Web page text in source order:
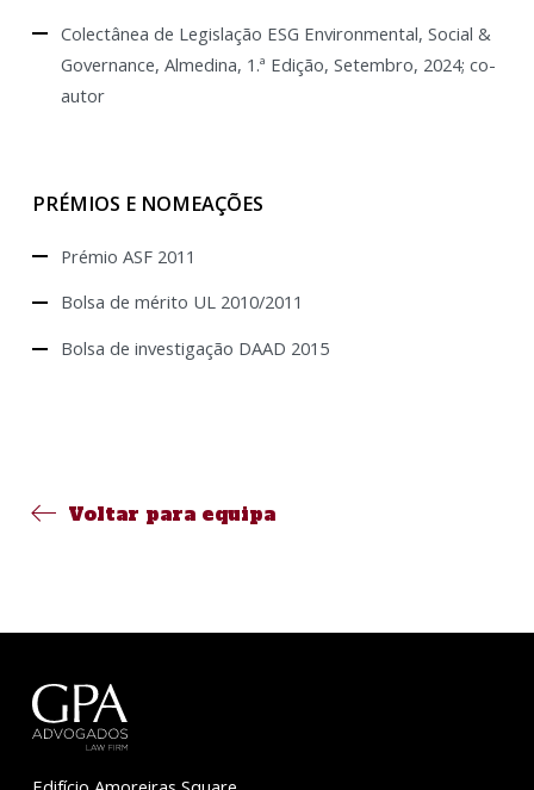
Colectânea de Legislação ESG Environmental, Social &
Governance, Almedina, 1.ª Edição, Setembro, 2024; co-
autor
PRÉMIOS E NOMEAÇÕES
Prémio ASF 2011
Bolsa de mérito UL 2010/2011
Bolsa de investigação DAAD 2015
Voltar para equipa